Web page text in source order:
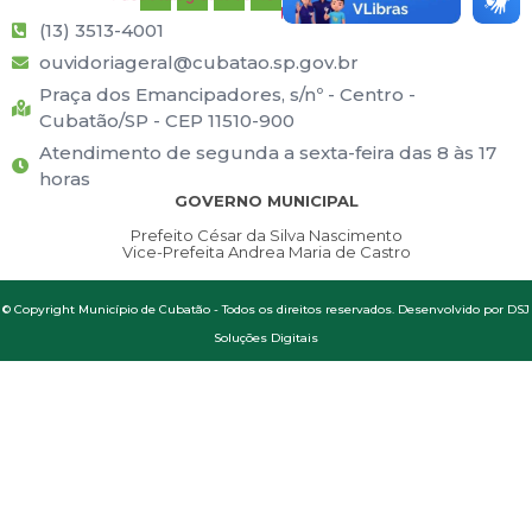
play
(13) 3513-4001
ouvidoriageral@cubatao.sp.gov.br
Praça dos Emancipadores, s/nº - Centro -
Cubatão/SP - CEP 11510-900
Atendimento de segunda a sexta-feira das 8 às 17
horas
GOVERNO MUNICIPAL
Prefeito César da Silva Nascimento
Vice-Prefeita Andrea Maria de Castro
© Copyright Município de Cubatão - Todos os direitos reservados. Desenvolvido por DSJ
Soluções Digitais